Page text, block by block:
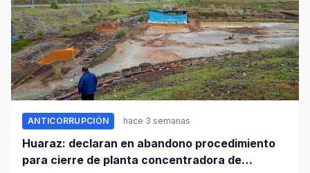
ANTICORRUPCIÓN hace 3 semanas
Huaraz: declaran en abandono procedimiento
para cierre de planta concentradora de